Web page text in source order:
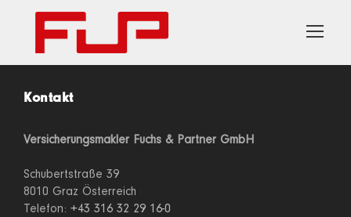
Kontakt
Versicherungsmakler Fuchs & Partner GmbH
Schubertstraße 39
8010 Graz Österreich
Telefon: +43 316 32 29 16-0